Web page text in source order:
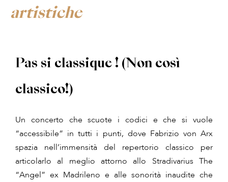
artistiche
Pas si classique ! (Non così
classico!)
Un concerto che scuote i codici e che si vuole
“accessibile” in tutti i punti, dove Fabrizio von Arx
spazia nell’immensità del repertorio classico per
articolarlo al meglio attorno allo Stradivarius The
“Angel” ex Madrileno e alle sonorità inaudite che